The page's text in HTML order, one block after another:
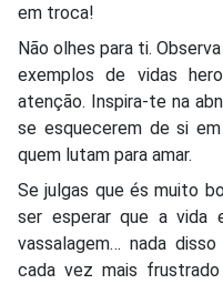
em troca!
Não olhes para ti.
exemplos de vidas
atenção. Inspira-te na
se esquecerem de si
quem lutam para amar.
Se julgas que és muito
ser esperar que a vida
vassalagem… nada
cada vez mais